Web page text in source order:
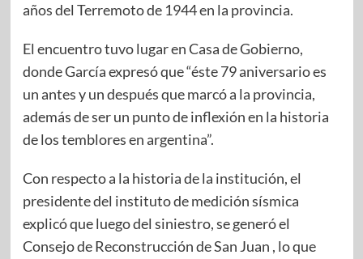
años del Terremoto de 1944 en la provincia.
El encuentro tuvo lugar en Casa de Gobierno,
donde García expresó que “éste 79 aniversario es
un antes y un después que marcó a la provincia,
además de ser un punto de inflexión en la historia
de los temblores en argentina”.
Con respecto a la historia de la institución, el
presidente del instituto de medición sísmica
explicó que luego del siniestro, se generó el
Consejo de Reconstrucción de San Juan , lo que